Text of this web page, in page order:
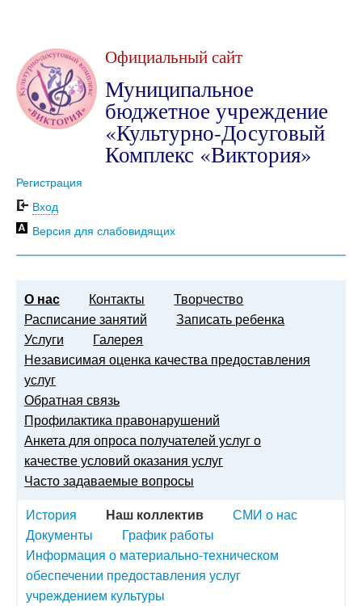
Официальный сайт
Муниципальное
бюджетное учреждение
«Культурно-Досуговый
Комплекс «Виктория»
Регистрация
Вход
Версия для слабовидящих
О нас Контакты
Творчество
Расписание занятий
Записать ребенка
Услуги
Галерея
Независимая оценка качества предоставления
услуг
Обратная связь
Профилактика правонарушений
Анкета для опроса получателей услуг о
качестве условий оказания услуг
Часто задаваемые вопросы
История
Наш коллектив
СМИ о нас
Документы
График работы
Информация о материально-техническом
обеспечении предоставления услуг
учреждением культуры